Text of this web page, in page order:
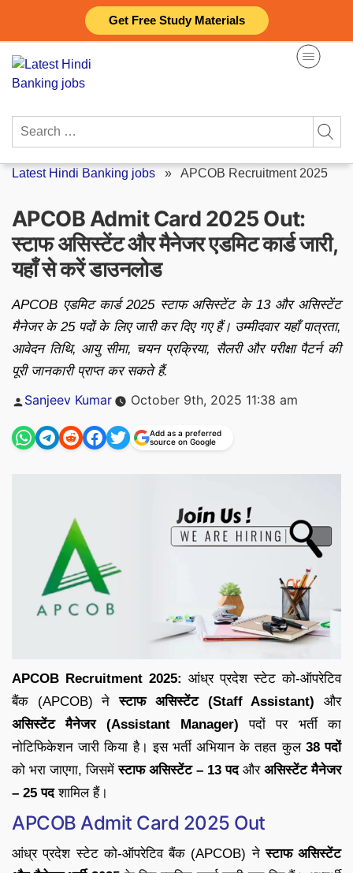
Get Free Study Materials
content
Search
Latest Hindi Banking jobs » APCOB Recruitment 2025
APCOB Admit Card 2025 Out:
स्टाफ असिस्टेंट और मैनेजर एडमिट कार्ड जारी,
यहाँ से करें डाउनलोड
APCOB एडमिट कार्ड 2025 स्टाफ असिस्टेंट के 13 और असिस्टेंट
मैनेजर के 25 पदों के लिए जारी कर दिए गए हैं। उम्मीदवार यहाँ पात्रता,
आवेदन तिथि, आयु सीमा, चयन प्रक्रिया, सैलरी और परीक्षा पैटर्न की
पूरी जानकारी प्राप्त कर सकते हैं.
Posted
Sanjeev Kumar October 9th, 2025 11:38 am
Add as a preferred
source on Google
APCOB Recruitment 2025: आंध्र प्रदेश स्टेट को-ऑपरेटिव
बैंक (APCOB) नेस्टाफ असिस्टेंट (Staff Assistant) और
असिस्टेंट मैनेजर (Assistant Manager) पदों पर भर्ती का
नोटिफिकेशन जारी किया है। इस भर्ती अभियान के तहत कुल 38 पदों
को भरा जाएगा, जिसमेंस्टाफ असिस्टेंट – 13 पदऔर असिस्टेंट मैनेजर
– 25 पदशामिल हैं।
APCOB Admit Card 2025 Out
आंध्र प्रदेश स्टेट को-ऑपरेटिव बैंक (APCOB) नेस्टाफ असिस्टेंट